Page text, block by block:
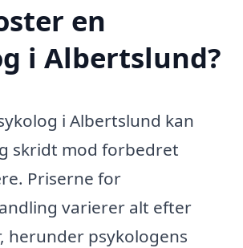
en
i Albertslund?
i Albertslund kan
skridt mod forbedret
Priserne for
varierer alt efter
herunder psykologens